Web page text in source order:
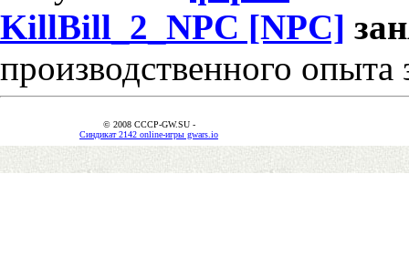
KillBill_2_NPC [NPC]
производственного опыта
© 2008 CCCP-GW.SU -
Синдикат 2142 online-игры gwars.io